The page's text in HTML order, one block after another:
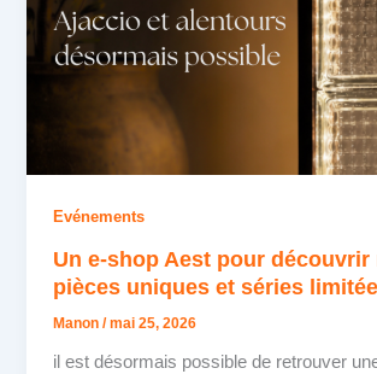
Evénements
Un e-shop Aest pour découvrir
pièces uniques et séries
Manon/mai 25, 2026
il est désormais possible de retrouver